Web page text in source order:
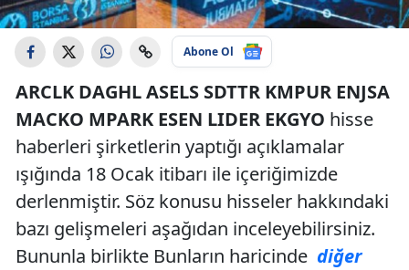
Abone Ol
ARCLK DAGHL ASELS SDTTR KMPUR ENJSA
MACKO MPARK ESEN LIDER EKGYO hisse
haberleri şirketlerin yaptığı açıklamalar
ışığında 18 Ocak itibarı ile içeriğimizde
derlenmiştir. Söz konusu hisseler hakkındaki
bazı gelişmeleri aşağıdan inceleyebilirsiniz.
Bununla birlikte Bunların haricinde diğer